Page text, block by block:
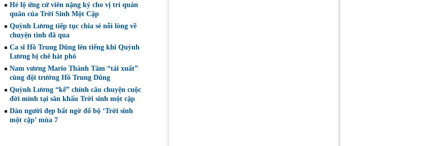
Hé lộ ứng cử viên nặng ký cho vị trí quán
quân của Trời Sinh Một Cặp
Quỳnh Lương tiếp tục chia sẻ nỗi lòng về
chuyện tình đã qua
Ca sĩ Hồ Trung Dũng lên tiếng khi Quỳnh
Lương bị chê hát phô
Nam vương Mario Thành Tâm “tái xuất”
cùng đội trưởng Hồ Trung Dũng
Quỳnh Lương “kể” chính câu chuyện cuộc
đời mình tại sân khấu Trời sinh một cặp
Dàn người đẹp bất ngờ đổ bộ ‘Trời sinh
một cặp’ mùa 7